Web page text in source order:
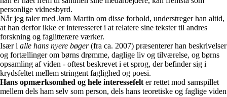
personlige vidnesbyrd.
Når jeg taler med Jørn Martin om disse forhold, understreger han altid,
at han derfor ikke er interesseret i at relatere sine tekster til andres
forskning og faglitterære værker.
Især i alle hans nyere bøger(fra ca. 2007) præsenterer han beskrivelser
og fortællinger om børns drømme, daglige liv og tilværelse, og børns
opsamling af viden - oftest beskrevet i et sprog, der befinder sig i
krydsfeltet mellem stringent faglighed og poesi.
Hans opmærksomhed og hele interessefelt er rettet mod samspillet
mellem dels ham selv som person, dels hans teoretiske og faglige viden